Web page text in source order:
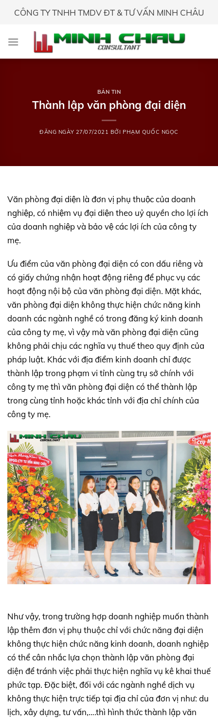
CÔNG TY TNHH TMDV ĐT & TƯ VẤN MINH CHÂU
BẢN TIN
Thành lập văn phòng đại diện
ĐĂNG NGÀY 27/07/2021 BỞI PHẠM QUỐC NGỌC
Văn phòng đại diện là đơn vị phụ thuộc của doanh
nghiệp, có nhiệm vụ đại diện theo uỷ quyền cho lợi ích
của doanh nghiệp và bảo vệ các lợi ích của công ty
mẹ.
Ưu điểm của văn phòng đại diện có con dấu riêng và
có giấy chứng nhận hoạt động riêng để phục vụ các
hoạt động nội bộ của văn phòng đại diện. Mặt khác,
văn phòng đại diện không thực hiện chức năng kinh
doanh các ngành nghề có trong đăng ký kinh doanh
của công ty mẹ, vì vậy mà văn phòng đại diện cũng
không phải chịu các nghĩa vụ thuế theo quy định của
pháp luật. Khác với địa điểm kinh doanh chỉ được
thành lập trong phạm vi tỉnh cùng trụ sở chính với
công ty mẹ thì văn phòng đại diện có thể thành lập
trong cùng tỉnh hoặc khác tỉnh với địa chỉ chính của
công ty mẹ.
Như vậy, trong trường hợp doanh nghiệp muốn thành
lập thêm đơn vị phụ thuộc chỉ với chức năng đại diện
không thực hiện chức năng kinh doanh, doanh nghiệp
có thể cân nhắc lựa chọn thành lập văn phòng đại
diện để tránh việc phải thực hiện nghĩa vụ kê khai thuế
phức tạp. Đặc biệt, đối với các ngành nghề dịch vụ
không thực hiện trực tiếp tại địa chỉ của đơn vị như: du
lịch, xây dựng, tư vấn,….thì hình thức thành lập văn